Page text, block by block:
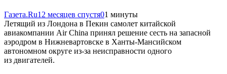
Газета.Ru12 месяцев спустя01 минуты
Летящий из Лондона в Пекин самолет китайской
авиакомпании Air China принял решение сесть на запасной
аэродром в Нижневартовске в Ханты-Мансийском
автономном округе из-за неисправности одного
из двигателей.